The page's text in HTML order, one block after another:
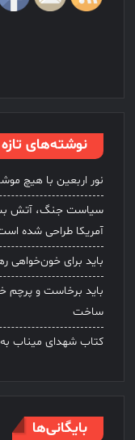
نوشته‌های تازه
نور اربعین با هیچ
سیاست جنگ، آتش
آمریکا طراحی شده
باید برای خون‌خواهی
باید برخاست و پرچم
ساخت
کتاب شهدای میناب
بایگانی‌ها